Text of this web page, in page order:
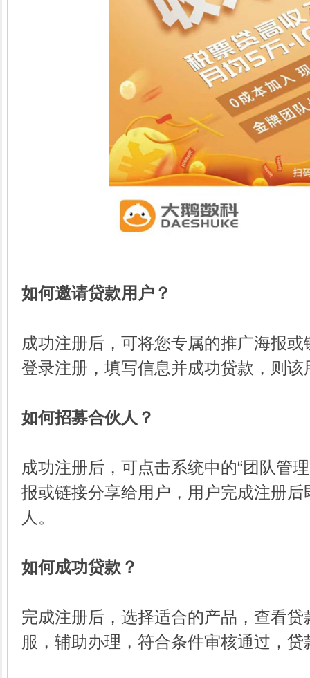
如何邀请贷款用户？
成功注册后，可将您专属的推广海报
登录注册，填写信息并成功贷款，则
如何招募合伙人？
成功注册后，可点击系统中的“团队管
报或链接分享给用户，用户完成注册
人。
如何成功贷款？
完成注册后，选择适合的产品，查看
服，辅助办理，符合条件审核通过，贷